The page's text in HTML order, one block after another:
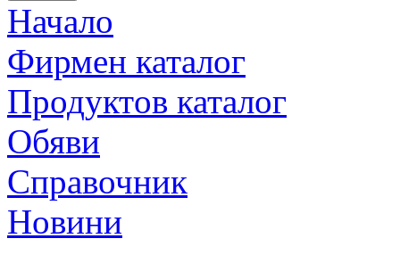
Начало
Фирмен каталог
Продуктoв каталог
Обяви
Справочник
Новини